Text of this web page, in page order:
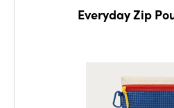
Everyday Zip